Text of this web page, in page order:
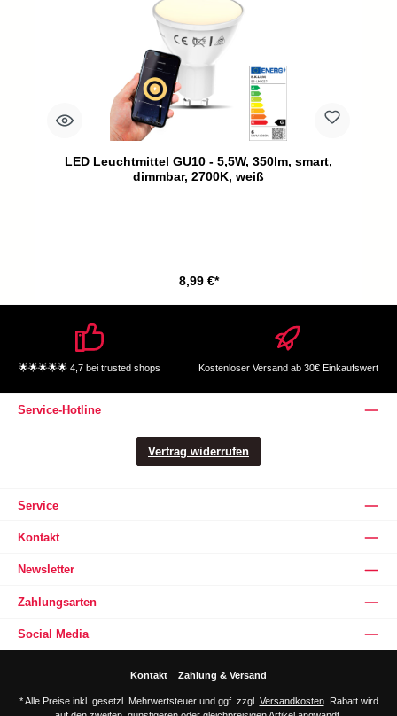
LED Leuchtmittel GU10 - 5,5W, 350lm, smart,
dimmbar, 2700K, weiß
8,99 €*
🌟🌟🌟🌟🌟 4,7 bei trusted shops Kostenloser Versand ab 30€ Einkaufswert
Service-Hotline
Vertrag widerrufen
Service
Kontakt
Newsletter
Zahlungsarten
Social Media
Kontakt Zahlung & Versand
* Alle Preise inkl. gesetzl. Mehrwertsteuer und ggf. zzgl. Versandkosten. Rabatt wird